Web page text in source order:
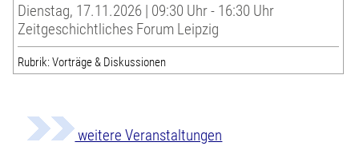
Dienstag, 17.11.2026 | 09:30 Uhr - 16:30 Uhr
Zeitgeschichtliches Forum Leipzig
Rubrik: Vorträge & Diskussionen
weitere Veranstaltungen